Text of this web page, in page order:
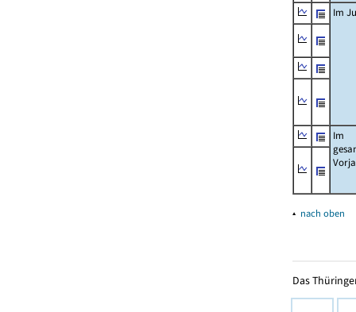
Im
Im
▴ nach oben
Das